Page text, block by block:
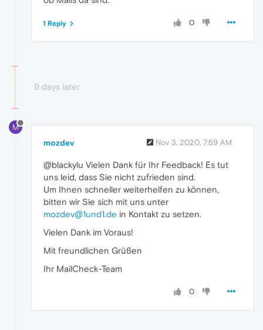
0
1 Reply
9 days later
M
mozdev Nov 3, 2020, 7:59 AM
@blackylu Vielen Dank für Ihr Feedback! Es tut
uns leid, dass Sie nicht zufrieden sind.
Um Ihnen schneller weiterhelfen zu können,
bitten wir Sie sich mit uns unter
mozdev@1und1.de in Kontakt zu setzen.
Vielen Dank im Voraus!
Mit freundlichen Grüßen
Ihr MailCheck-Team
0